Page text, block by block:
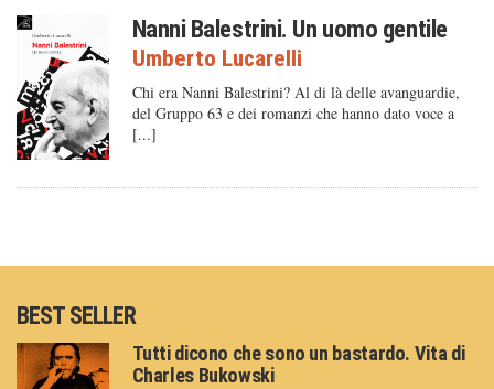
Nanni Balestrini. Un uomo gentile
Umberto Lucarelli
Chi era Nanni Balestrini? Al di là delle avanguardie,
del Gruppo 63 e dei romanzi che hanno dato voce a
[...]
BEST SELLER
Tutti dicono che sono un bastardo. Vita di
Charles Bukowski